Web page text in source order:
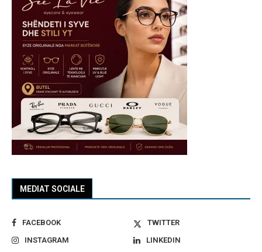
MEDIAT SOCIALE
FACEBOOK
TWITTER
INSTAGRAM
LINKEDIN